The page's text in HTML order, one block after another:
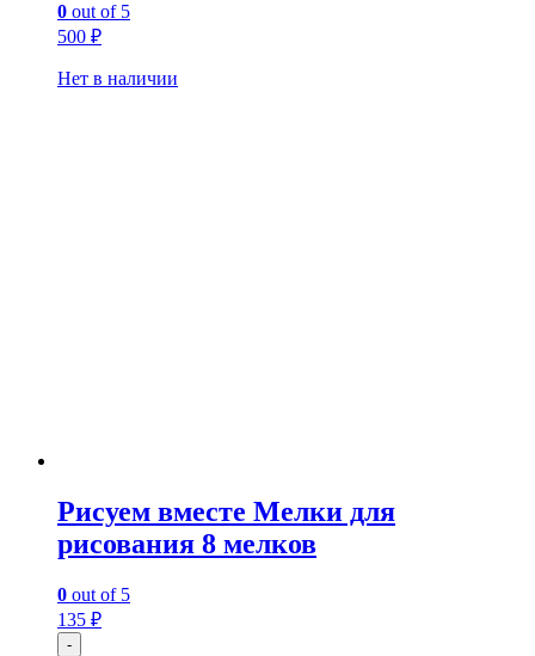
0 out of 5
500 ₽
Нет в наличии
Рисуем вместе Мелки для
рисования 8 мелков
0 out of 5
135 ₽
-